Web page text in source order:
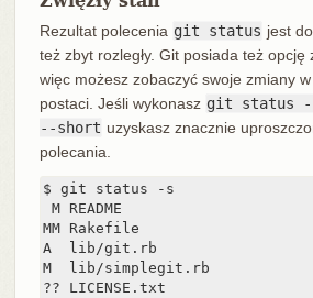
Rezultat polecenia git status jest
też zbyt rozległy. Git posiada też opcję
więc możesz zobaczyć swoje zmiany
postaci. Jeśli wykonasz git status -
--short uzyskasz znacznie
polecania.
$ git status -s
M README
MM Rakefile
A  lib/git.rb
M  lib/simplegit.rb
?? LICENSE.txt